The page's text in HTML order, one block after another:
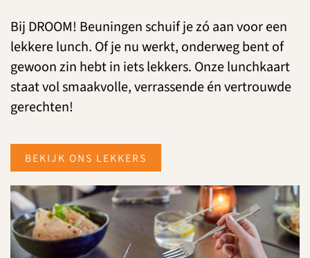
Bij DROOM! Beuningen schuif je zó aan voor een
lekkere lunch. Of je nu werkt, onderweg bent of
gewoon zin hebt in iets lekkers. Onze lunchkaart
staat vol smaakvolle, verrassende én vertrouwde
gerechten!
BEKIJK ONS LEKKERS